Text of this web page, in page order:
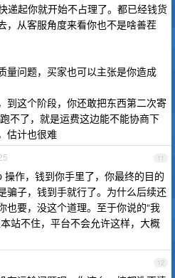
递起你就开始不占理了。都已经钱货
，从客服角度来看你也不是啥善茬
量问题，买家也可以主张是你造成
到这个阶段，你还敢把东西第二次寄
不了，就是运费这边能不能协商下
估计也很难
11
操作，钱到你手里了，你最终的目的
骗子，钱到手就行了。为什么后续还
也要，没这个道理。至于你说的“我
站不住，平台不会允许这样，大概
12